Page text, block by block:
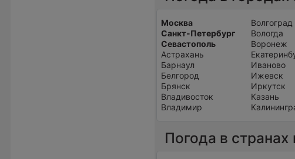
Москва
Санкт-Петербург
Севастополь
Астрахань
Барнаул
Белгород
Брянск
Владивосток
Владимир
Волгоград
Вологда
Воронеж
Иваново
Ижевск
Иркутск
Казань
Погода в странах